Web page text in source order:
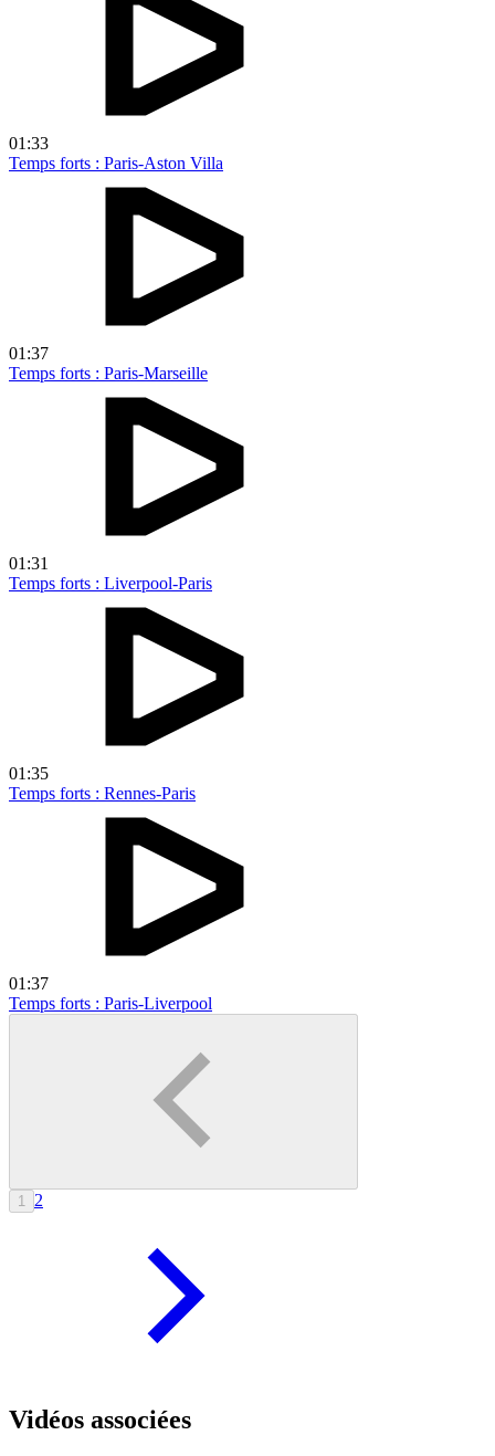
01:33
Temps forts : Paris-Aston Villa
01:37
Temps forts : Paris-Marseille
01:31
Temps forts : Liverpool-Paris
01:35
Temps forts : Rennes-Paris
01:37
Temps forts : Paris-Liverpool
1 2
Vidéos associées